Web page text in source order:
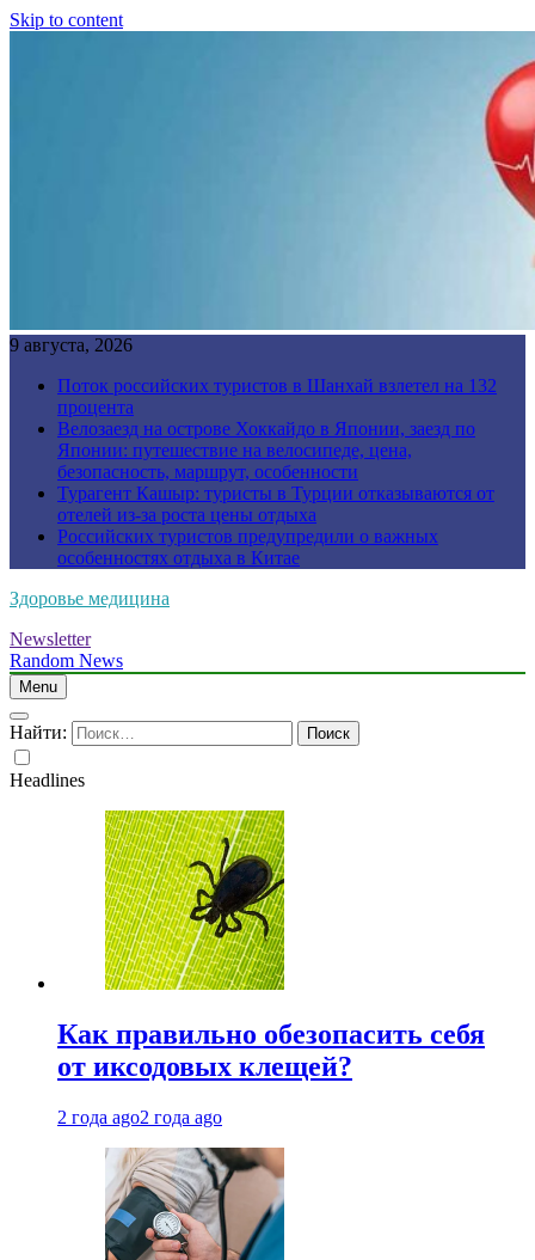
Skip to content
9 августа, 2026
Поток российских туристов в Шанхай взлетел на 132
процента
Велозаезд на острове Хоккайдо в Японии, заезд по
Японии: путешествие на велосипеде, цена,
безопасность, маршрут, особенности
Турагент Кашыр: туристы в Турции отказываются от
отелей из-за роста цены отдыха
Российских туристов предупредили о важных
особенностях отдыха в Китае
Здоровье медицина
Newsletter
Random News
Menu
Найти:
Headlines
Как правильно обезопасить себя
от иксодовых клещей?
2 года ago2 года ago